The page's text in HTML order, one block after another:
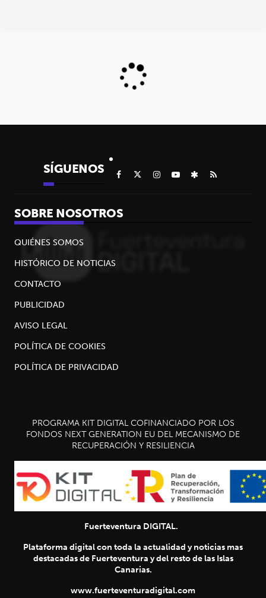
SÍGUENOS
SOBRE NOSOTROS
QUIÉNES SOMOS
HISTÓRICO DE NOTICIAS
CONTACTO
PUBLICIDAD
AVISO LEGAL
POLÍTICA DE COOKIES
POLÍTICA DE PRIVACIDAD
PROGRAMA KIT DIGITAL COFINANCIADO POR LOS
FONDOS NEXT GENERATION EU DEL MECANISMO DE
RECUPERACIÓN Y RESILIENCIA
Fuerteventura DIGITAL.
Plataforma digital con toda la actualidad y noticias mas
destacadas de Fuerteventura y del resto de las Islas
Canarias.
www.fuerteventuradigital.com